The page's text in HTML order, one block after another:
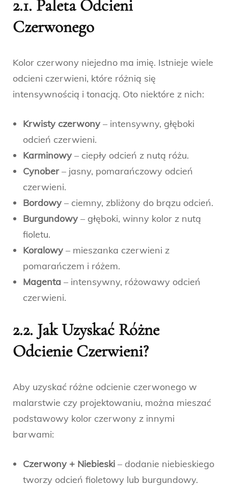
2.1. Paleta Odcieni
Czerwonego
Kolor czerwony niejedno ma imię. Istnieje wiele
odcieni czerwieni, które różnią się
intensywnością i tonacją. Oto niektóre z nich:
Krwisty czerwony – intensywny, głęboki
odcień czerwieni.
Karminowy – ciepły odcień z nutą różu.
Cynober– jasny, pomarańczowy odcień
czerwieni.
Bordowy – ciemny, zbliżony do brązu odcień.
Burgundowy – głęboki, winny kolor z nutą
fioletu.
Koralowy – mieszanka czerwieni z
pomarańczem i różem.
Magenta – intensywny, różowawy odcień
czerwieni.
2.2. Jak Uzyskać Różne
Odcienie Czerwieni?
Aby uzyskać różne odcienie czerwonego w
malarstwie czy projektowaniu, można mieszać
podstawowy kolor czerwony z innymi
barwami:
Czerwony + Niebieski – dodanie niebieskiego
tworzy odcień fioletowy lub burgundowy.